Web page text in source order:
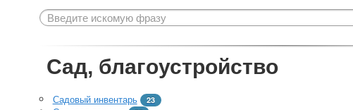
Сад, благоустройство
Садовый инвентарь 23